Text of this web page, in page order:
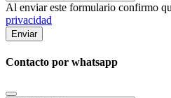
Al enviar este formulario confirmo
privacidad
Enviar
Contacto por whatsapp